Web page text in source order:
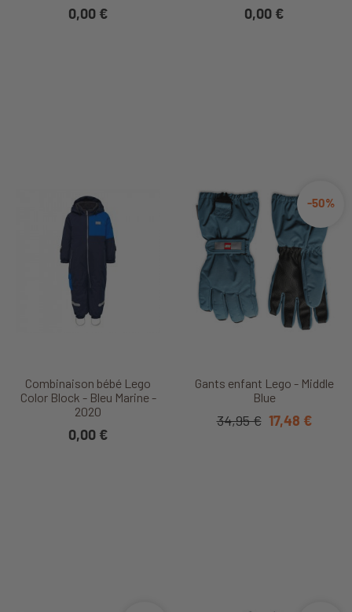
0,00 € 0,00 €
Combinaison bébé Lego
Color Block - Bleu Marine -
2020
0,00 €
Gants enfant Lego - Middle
Blue
-50%
34,95 € 17,48 €